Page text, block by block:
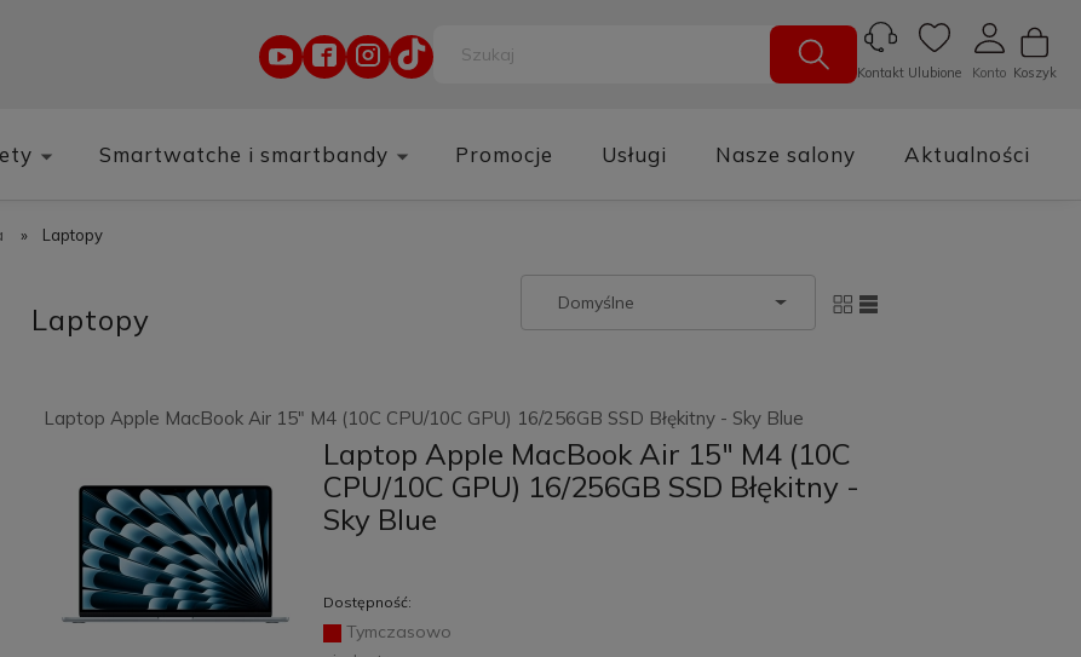
Koszyk
Konto
Ulubione
Kontakt
Smartwatche i smartbandy Promocje Usługi Nasze salony Aktualności
» Laptopy
Laptopy
Laptop Apple MacBook Air 15" M4 (10C CPU/10C GPU) 16/256GB SSD Błękitny - Sky Blue
Laptop Apple MacBook Air 15" M4 (10C
CPU/10C GPU) 16/256GB SSD Błękitny -
Sky Blue
Dostępność:
Tymczasowo